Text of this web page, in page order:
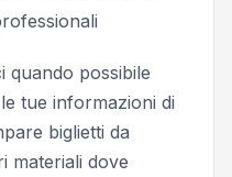
quando possibile
tue informazioni di
biglietti da
materiali dove